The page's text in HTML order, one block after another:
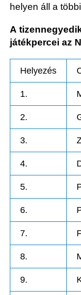
helyen áll a
A
játékpercei az
Helyezés
1.
2.
3.
4.
5.
6.
7.
8.
9.